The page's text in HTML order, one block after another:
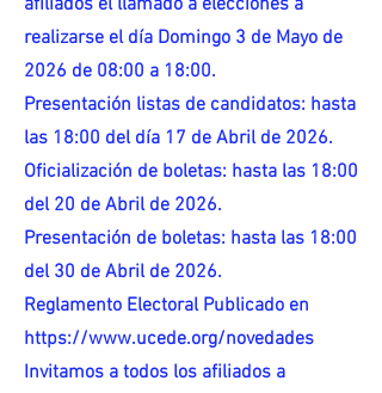
afiliados el llamado a elecciones a
realizarse el día Domingo 3 de Mayo de
2026 de 08:00 a 18:00.
Presentación listas de candidatos: hasta
las 18:00 del día 17 de Abril de 2026.
Oficialización de boletas: hasta las 18:00
del 20 de Abril de 2026.
Presentación de boletas: hasta las 18:00
del 30 de Abril de 2026.
Reglamento Electoral Publicado en
https://www.ucede.org/novedades
Invitamos a todos los afiliados a